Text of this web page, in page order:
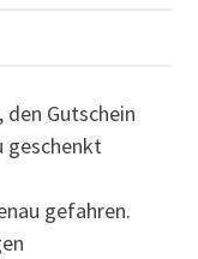
Gutschein
geschenkt
gefahren.